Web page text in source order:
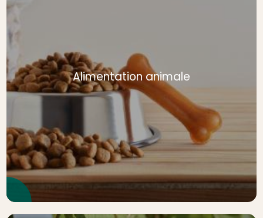
Alimentation animale